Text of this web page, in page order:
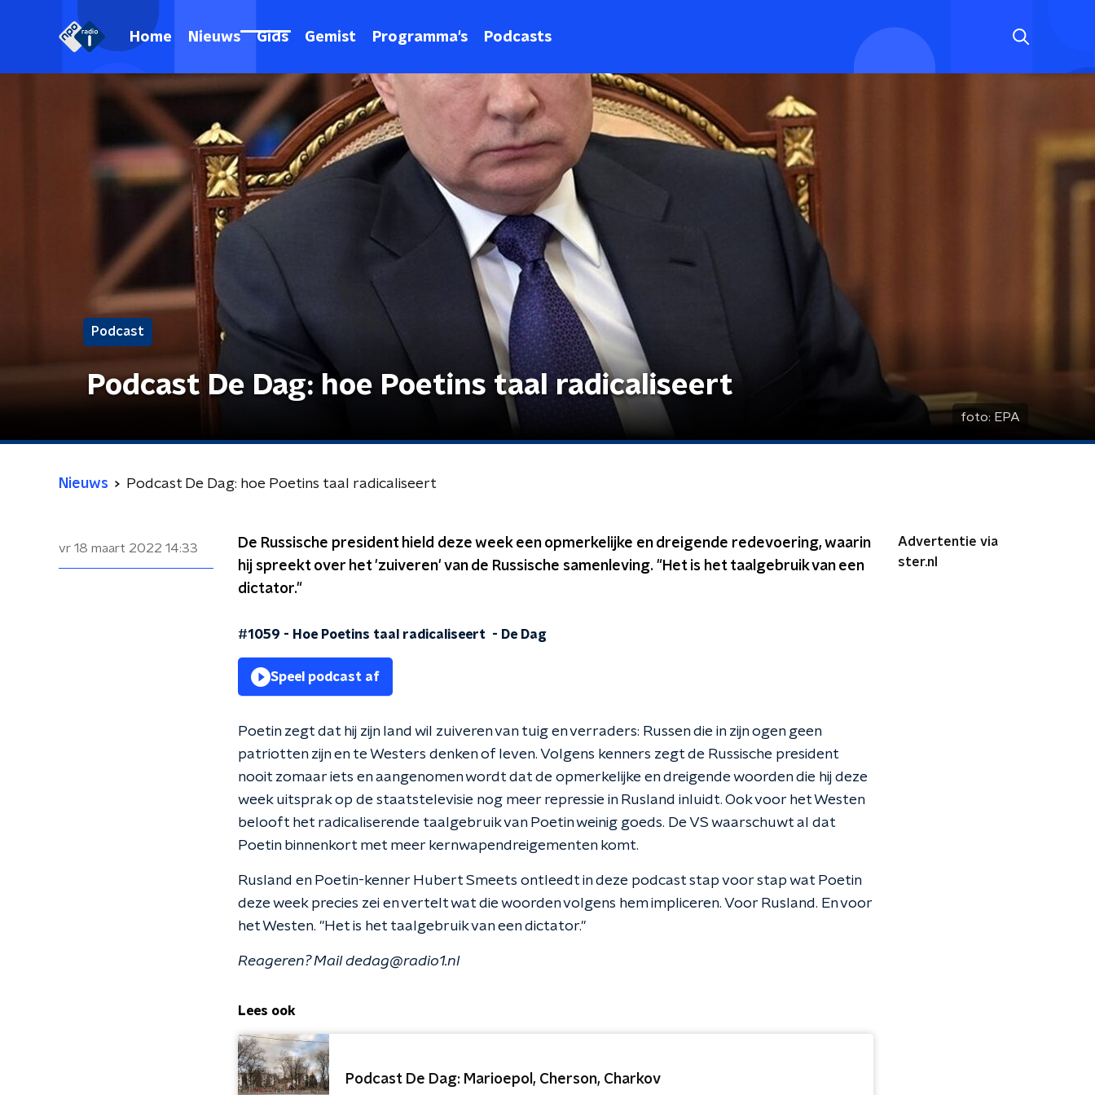
Home Nieuws Gids Gemist Programma's Podcasts
Podcast
Podcast De Dag: hoe Poetins taal radicaliseert
foto: EPA
Nieuws Podcast De Dag: hoe Poetins taal radicaliseert
vr 18 maart 2022 14:33
De Russische president hield deze week een opmerkelijke en dreigende redevoering, waarin
hij spreekt over het 'zuiveren' van de Russische samenleving. "Het is het taalgebruik van een
dictator."
#1059 - Hoe Poetins taal radicaliseert - De Dag
Speel podcast af
Poetin zegt dat hij zijn land wil zuiveren van tuig en verraders: Russen die in zijn ogen geen
patriotten zijn en te Westers denken of leven. Volgens kenners zegt de Russische president
nooit zomaar iets en aangenomen wordt dat de opmerkelijke en dreigende woorden die hij deze
week uitsprak op de staatstelevisie nog meer repressie in Rusland inluidt. Ook voor het Westen
belooft het radicaliserende taalgebruik van Poetin weinig goeds. De VS waarschuwt al dat
Poetin binnenkort met meer kernwapendreigementen komt.
Rusland en Poetin-kenner Hubert Smeets ontleedt in deze podcast stap voor stap wat Poetin
deze week precies zei en vertelt wat die woorden volgens hem impliceren. Voor Rusland. En voor
het Westen. "Het is het taalgebruik van een dictator."
Reageren? Mail dedag@radio1.nl
Lees ook
Podcast De Dag: Marioepol, Cherson, Charkov
Advertentie via
ster.nl